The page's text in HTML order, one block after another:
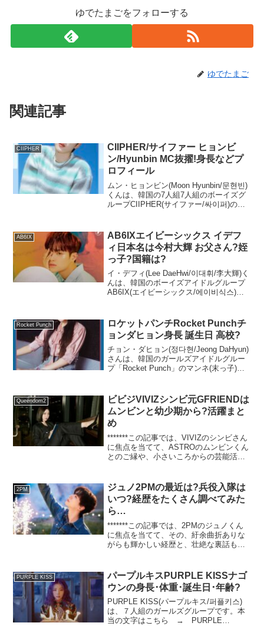
ゆでたまごをフォローする
ゆでたまご
関連記事
CIIPHER
CIIPHER/サイファー ヒョンビ
ン/Hyunbin MC抜擢!身長などプ
ロフィール
ムン・ヒョンビン(Moon Hyunbin/문현빈)
くんは、韓国の7人組7人組のボーイズグ
ループCIIPHER(サイファー/싸이퍼)のメ
CIIPHER...
AB6IX
AB6IXエイビーシックス イデフ
ィ日本名は今村大輝 お父さん?姪
っ子?国籍は?
イ・デフィ(Lee DaeHwi/이대휘/李大輝)く
んは、韓国のボーイズアイドルグループ
AB6IX(エイビーシックス/에이비식스)の
した。AB6IXのメン...
Rocket Punch
ロケットパンチRocket Punchチ
ョンダヒョン身長 誕生日 高校?
チョン・ダヒョン(정다현/Jeong DaHyun)
さんは、韓国のガールズアイドルグルー
プ「Rocket Punch」のマンネ(末っ子)で
PUNCH...
Queendom2
ビビジVIVIZシンビ元GFRIENDは
ムンビンと幼少期から?活躍まと
め
*******この記事では、VIVIZのシンビさん
に焦点を当てて、ASTROのムンビンくん
とのご縁や、小さいころからの芸能活
ン・ウンビ/황은비/黃恩...
2PM
ジュノ2PMの最近は?兵役入隊は
いつ?経歴をたくさん調べてみた
ら…
*******この記事では、2PMのジュノくん
に焦点を当てて、その、紆余曲折ありな
がらも輝かしい経歴と、壮絶な裏話も熱
ノくんの全体像がよく分かると思いま
す。**...
PURPLE KISS
パープルキスPURPLE KISSナゴ
ウンの身長･体重･誕生日･年齢?
PURPLE KISS(パープルキス/퍼플키스)
は、７人組のガールズグループです。本
当の文字はこちら → PURPLE